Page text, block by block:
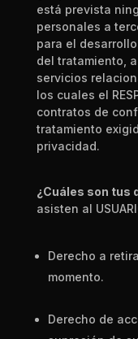
está prevista
personales a
para el
del tratamiento,
servicios
los cuales el
contratos de
tratamiento
privacidad.
¿Cuáles son tus
asisten al
Derecho a
momento.
Derecho de